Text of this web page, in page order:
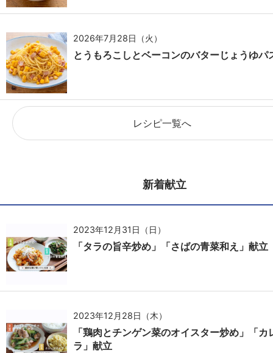
2026年7月28日（火）
とうもろこしとベーコンのバターじょうゆパ
レシピ一覧へ
新着献立
2023年12月31日（日）
「タラの旨辛炒め」「さばの青菜和え」献立
2023年12月28日（木）
「鶏肉とチンゲン菜のオイスター炒め」「カ
ラ」献立